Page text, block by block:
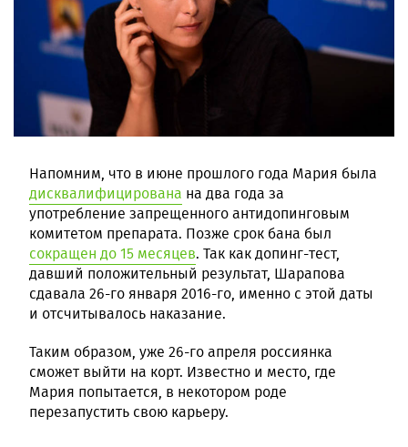
Напомним, что в июне прошлого года Мария была
дисквалифицирована на два года за
употребление запрещенного антидопинговым
комитетом препарата. Позже срок бана был
сокращен до 15 месяцев. Так как допинг-тест,
давший положительный результат, Шарапова
сдавала 26-го января 2016-го, именно с этой даты
и отсчитывалось наказание.
Таким образом, уже 26-го апреля россиянка
сможет выйти на корт. Известно и место, где
Мария попытается, в некотором роде
перезапустить свою карьеру.